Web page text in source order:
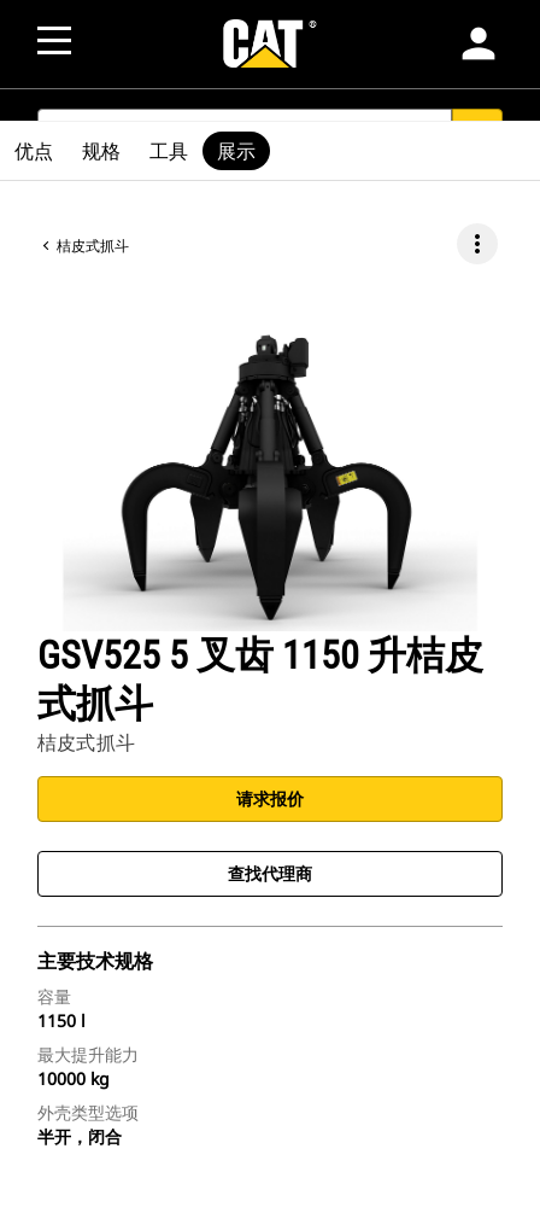
person
SEARCH
桔皮式抓斗 more_vert
GSV525 5 叉齿 1150 升桔皮
式抓斗
桔皮式抓斗
请求报价
查找代理商
主要技术规格
容量
1150 l
最大提升能力
10000 kg
外壳类型选项
半开，闭合
优点 规格 工具 展示